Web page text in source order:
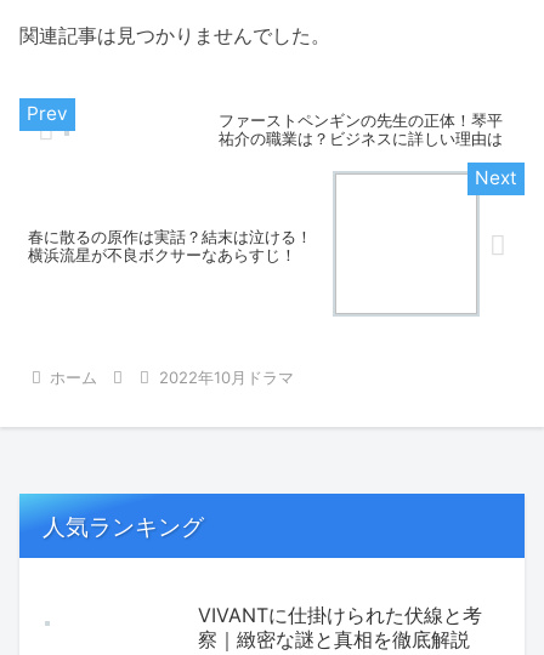
関連記事は見つかりませんでした。
ファーストペンギンの先生の正体！琴平
祐介の職業は？ビジネスに詳しい理由は
春に散るの原作は実話？結末は泣ける！
横浜流星が不良ボクサーなあらすじ！
ホーム 2022年10月ドラマ
人気ランキング
VIVANTに仕掛けられた伏線と考
察｜緻密な謎と真相を徹底解説